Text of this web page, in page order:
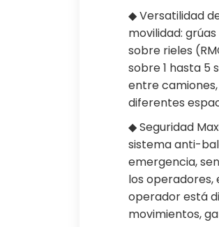
◆ Versatilidad
movilidad:
sobre rieles
sobre 1 hasta 5
entre
diferentes
◆ Seguridad
sistema anti-
emergencia,
los operadores,
operador está
movimientos,